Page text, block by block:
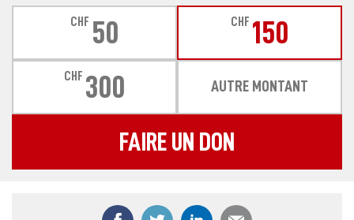
CHF 50 CHF 150
CHF 300 AUTRE MONTANT
FAIRE UN DON
Partager ce contenu sur Facebook
Partager ce contenu sur Twitter
Partager ce contenu